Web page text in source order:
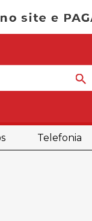
Telefonia